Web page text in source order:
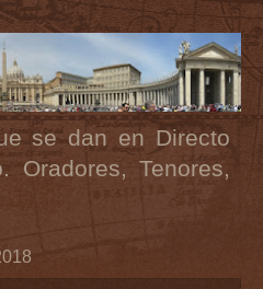
se dan en Directo
Oradores, Tenores,